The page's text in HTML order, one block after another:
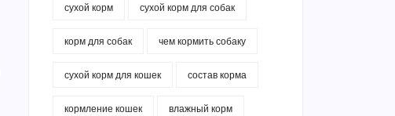
сухой корм сухой корм для собак
корм для собак чем кормить собаку
сухой корм для кошек состав корма
кормление кошек влажный корм